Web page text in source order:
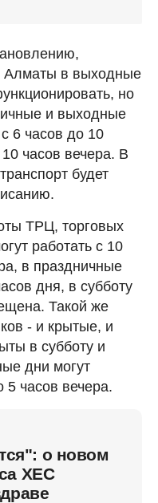
Алматы в выходные
но
и выходные
6 часов до 10
часов вечера. В
будет
ТРЦ, торговых
работать с 10
в праздничные
дня, в субботу
Такой же
- и крытые, и
в субботу и
дни могут
5 часов вечера.
о новом
ХЕС